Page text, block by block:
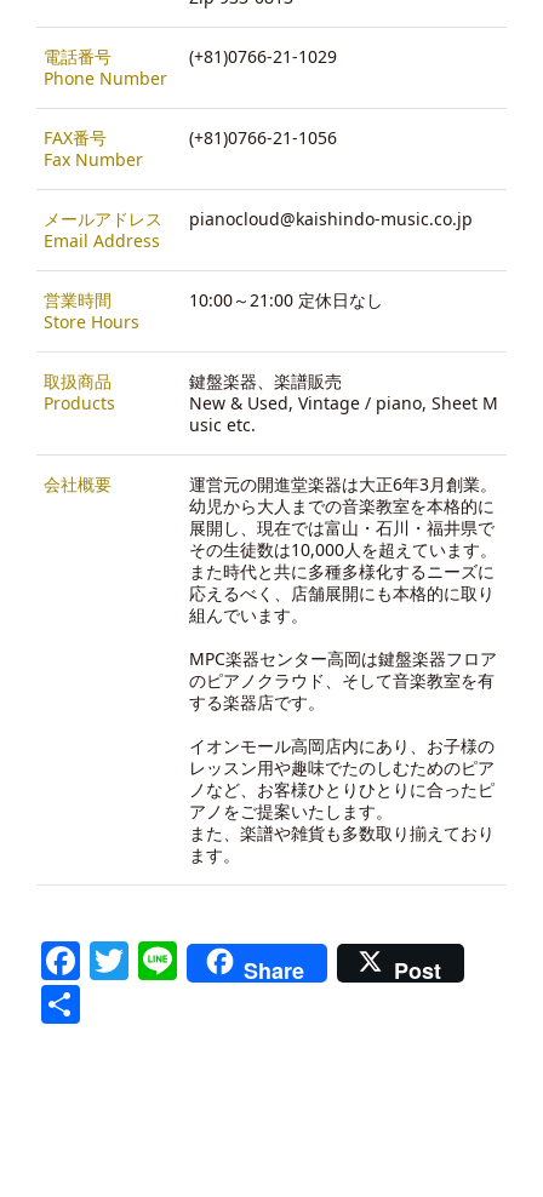
電話番号
Phone Number
(+81)0766-21-1029
FAX番号
Fax Number
(+81)0766-21-1056
メールアドレス
Email Address
pianocloud@kaishindo-music.co.jp
営業時間
Store Hours
10:00～21:00 定休日なし
取扱商品
Products
鍵盤楽器、楽譜販売
New & Used, Vintage / piano, Sheet M
usic etc.
会社概要
運営元の開進堂楽器は大正6年3月創業。
幼児から大人までの音楽教室を本格的に
展開し、現在では富山・石川・福井県で
その生徒数は10,000人を超えています。
また時代と共に多種多様化するニーズに
応えるべく、店舗展開にも本格的に取り
組んでいます。
MPC楽器センター高岡は鍵盤楽器フロア
のピアノクラウド、そして音楽教室を有
する楽器店です。
イオンモール高岡店内にあり、お子様の
レッスン用や趣味でたのしむためのピア
ノなど、お客様ひとりひとりに合ったピ
アノをご提案いたします。
また、楽譜や雑貨も多数取り揃えており
ます。
Facebook
Twitter
LineShare Post